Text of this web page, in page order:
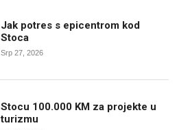
Jak potres s epicentrom kod
Stoca
Srp 27, 2026
Stocu 100.000 KM za projekte u
turizmu